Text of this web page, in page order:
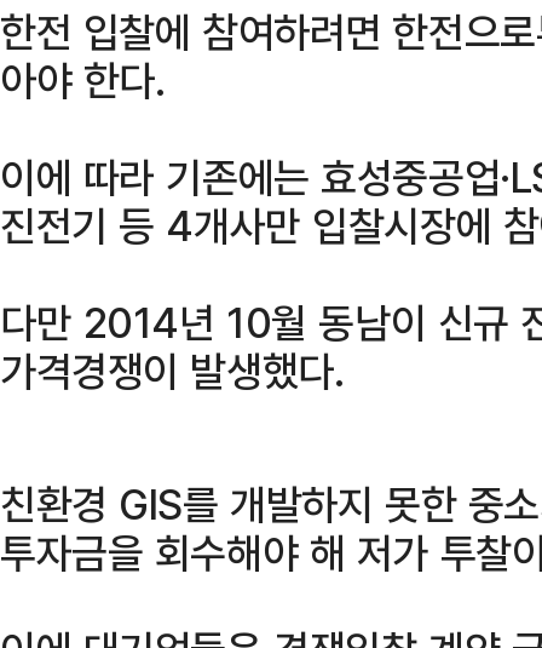
한전 입찰에 참여하려면 한전으
아야 한다.
이에 따라 기존에는 효성중공업
진전기 등 4개사만 입찰시장에
다만 2014년 10월 동남이 신규
가격경쟁이 발생했다.
친환경 GIS를 개발하지 못한 중
투자금을 회수해야 해 저가 투찰